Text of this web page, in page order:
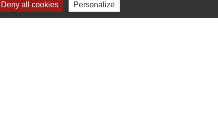
Bideford, Royaume-Uni
Deny all cookies Personalize